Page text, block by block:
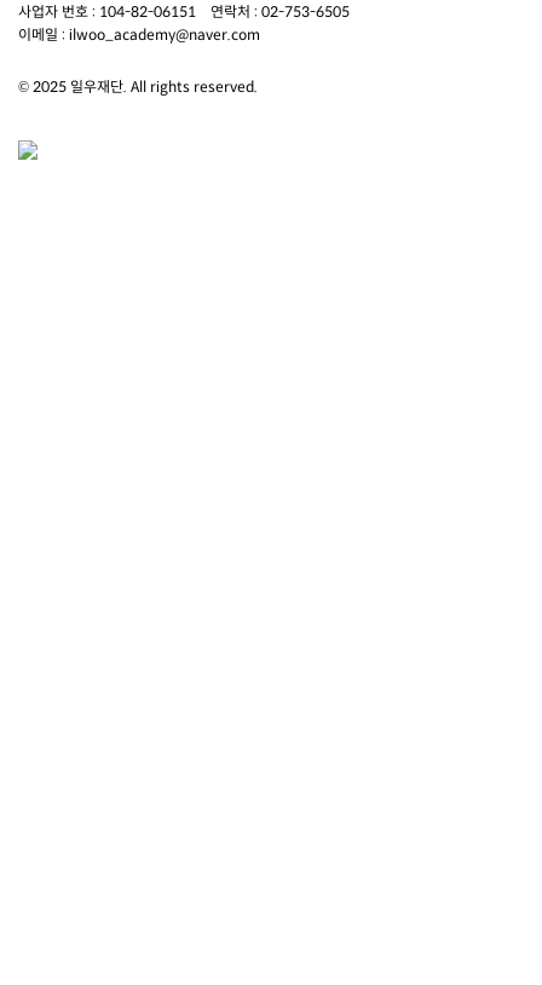
사업자 번호 : 104-82-06151 연락처 : 02-753-6505
이메일 : ilwoo_academy@naver.com
© 2025 일우재단. All rights reserved.